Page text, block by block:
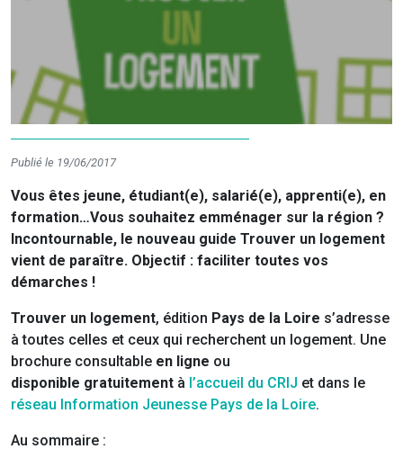
Publié le 19/06/2017
Vous êtes jeune, étudiant(e), salarié(e), apprenti(e), en
formation…Vous souhaitez emménager sur la région ?
Incontournable, le nouveau guide Trouver un logement
vient de paraître. Objectif : faciliter toutes vos
démarches !
Trouver un logement, édition Pays de la Loire s’adresse
à toutes celles et ceux qui recherchent un logement. Une
brochure consultable en ligne ou
disponible gratuitement à l’accueil du CRIJ et dans le
réseau Information Jeunesse Pays de la Loire.
Au sommaire :